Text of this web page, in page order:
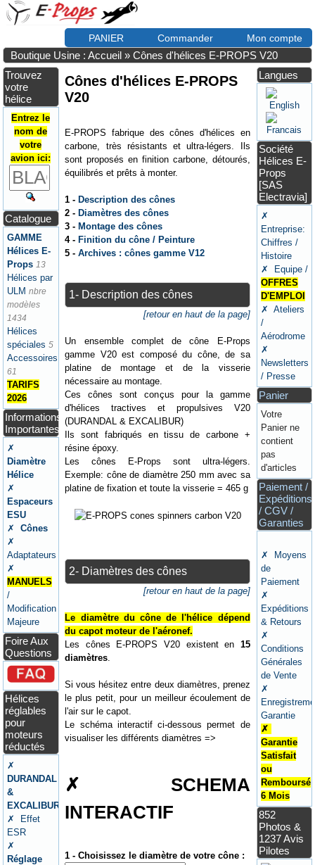
PANIER Commander Mon compte
Boutique Usine : Accueil »Cônes d'hélices E-PROPS V20
Trouvez
votre
hélice
Entrez le
nom de
votre
avion ici:
Catalogue
GAMME
Hélices E-
Props 13
Hélices par
ULM nbre
modèles
1434
Hélices
spéciales 5
Accessoires
61
TARIFS
2026
Informations
Importantes
✗
Diamètre
Hélice
✗
Espaceurs
ESU
✗
Cônes
✗
Adaptateurs
✗
MANUELS
/
Modification
Majeure
Foire Aux
Questions
Hélices
réglables
pour
moteurs
réductés
✗
DURANDAL
&
EXCALIBUR
✗ Effet
ESR
✗
Réglage
Cônes d'hélices E-PROPS
V20
E-PROPS fabrique des cônes d'hélices en
carbone, très résistants et ultra-légers. Ils
sont proposés en finition carbone, détourés,
équilibrés et prêts à monter.
1 -Description des cônes
2 -Diamètres des cônes
3 -Montage des cônes
4 -Finition du cône / Peinture
5 -Archives : cônes gamme V12
1- Description des cônes
[retour en haut de la page]
Un ensemble complet de cône E-Props
gamme V20 est composé du cône, de sa
platine de montage et de la visserie
nécessaire au montage.
Ces cônes sont conçus pour la gamme
d'hélices tractives et propulsives V20
(DURANDAL & EXCALIBUR)
Ils sont fabriqués en tissu de carbone +
résine époxy.
Les cônes E-Props sont ultra-légers.
Exemple: cône de diamètre 250 mm avec sa
platine de fixation et toute la visserie = 465 g
2- Diamètres des cônes
[retour en haut de la page]
Le diamètre du cône de l'hélice dépend
du capot moteur de l'aéronef.
Les cônes E-PROPS V20 existent en 15
diamètres.
Si vous hésitez entre deux diamètres, prenez
le plus petit, pour un meilleur écoulement de
l'air sur le capot.
Le schéma interactif ci-dessous permet de
visualiser les différents diamètres =>
✗ SCHEMA
INTERACTIF
1 - Choisissez le diamètre de votre cône :
Langues
Société
Hélices E-
Props
[SAS
Electravia]
✗
Entreprise:
Chiffres /
Histoire
✗ Equipe /
OFFRES
D'EMPLOI
✗ Ateliers
/
Aérodrome
✗
Newsletters
/ Presse
Panier
Votre
Panier ne
contient
pas
d'articles
Paiement /
Expéditions
/ CGV /
Garanties
✗ Moyens
de
Paiement
✗
Expéditions
& Retours
✗
Conditions
Générales
de Vente
✗
Garantie
✗
Garantie
Satisfait
ou
Remboursé
6 Mois
852
Photos &
1237 Avis
Pilotes